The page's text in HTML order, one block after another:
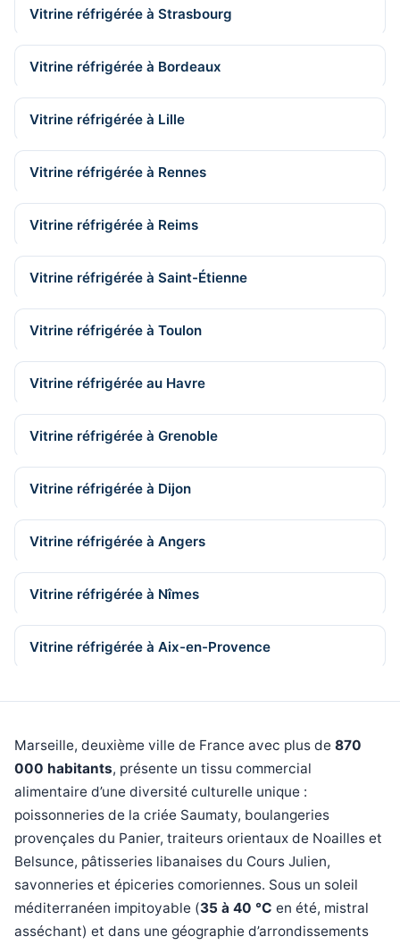
Marseille, deuxième ville de France avec plus de 870
000 habitants, présente un tissu commercial
alimentaire d’une diversité culturelle unique :
poissonneries de la criée Saumaty, boulangeries
provençales du Panier, traiteurs orientaux de Noailles et
Belsunce, pâtisseries libanaises du Cours Julien,
savonneries et épiceries comoriennes. Sous un soleil
méditerranéen impitoyable (35 à 40 °C en été, mistral
asséchant) et dans une géographie d’arrondissements
Vitrine réfrigérée à Strasbourg
Vitrine réfrigérée à Bordeaux
Vitrine réfrigérée à Lille
Vitrine réfrigérée à Rennes
Vitrine réfrigérée à Reims
Vitrine réfrigérée à Saint-Étienne
Vitrine réfrigérée à Toulon
Vitrine réfrigérée au Havre
Vitrine réfrigérée à Grenoble
Vitrine réfrigérée à Dijon
Vitrine réfrigérée à Angers
Vitrine réfrigérée à Nîmes
Vitrine réfrigérée à Aix-en-Provence